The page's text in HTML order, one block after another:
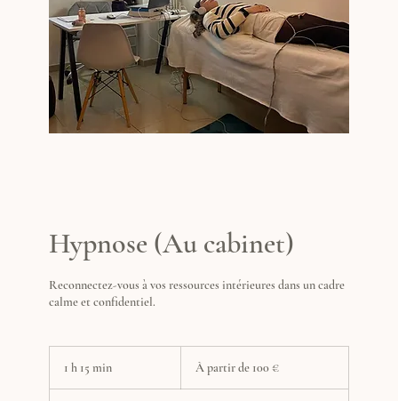
Hypnose (Au cabinet)
Reconnectez-vous à vos ressources intérieures dans un cadre
calme et confidentiel.
1 h 15 min1
partir
euros
À partir de 100 €